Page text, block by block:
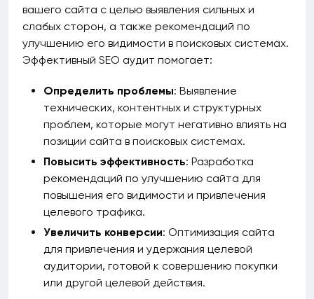
вашего сайта с целью выявления сильных и
слабых сторон, а также рекомендаций по
улучшению его видимости в поисковых системах.
Эффективный SEO аудит помогает:
Определить проблемы: Выявление
технических, контентных и структурных
проблем, которые могут негативно влиять на
позиции сайта в поисковых системах.
Повысить эффективность: Разработка
рекомендаций по улучшению сайта для
повышения его видимости и привлечения
целевого трафика.
Увеличить конверсии: Оптимизация сайта
для привлечения и удержания целевой
аудитории, готовой к совершению покупки
или другой целевой действия.